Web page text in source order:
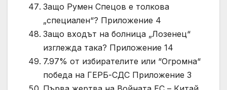
Защо Румен Спецов е толкова
„специален“? Приложение 4
Защо входът на болница „Лозенец“
изглежда така? Приложение 14
7.97% от избирателите или “Огромна“
победа на ГЕРБ-СДС Приложение 3